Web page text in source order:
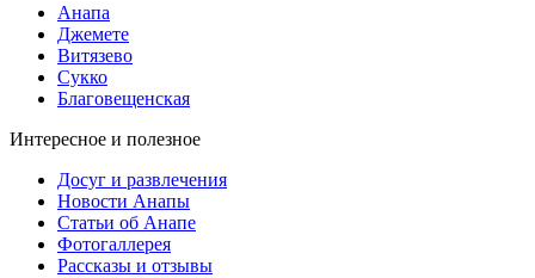
Анапа
Джемете
Витязево
Сукко
Благовещенская
Интересное и полезное
Досуг и развлечения
Новости Анапы
Статьи об Анапе
Фотогаллерея
Рассказы и отзывы